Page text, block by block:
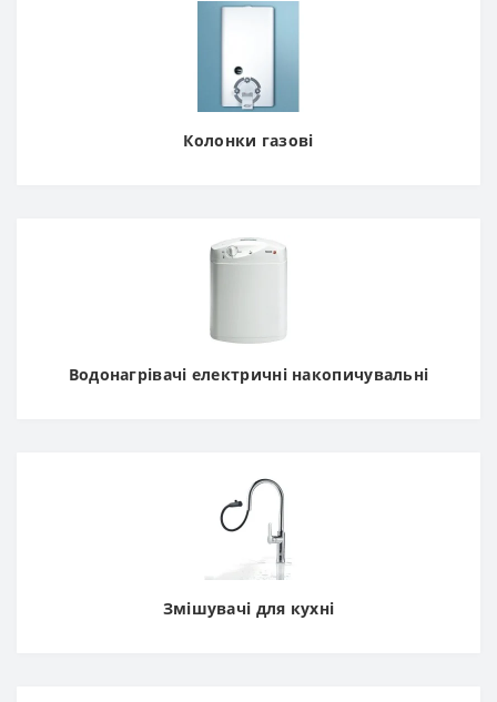
Колонки газові
Водонагрівачі електричні накопичувальні
Змішувачі для кухні